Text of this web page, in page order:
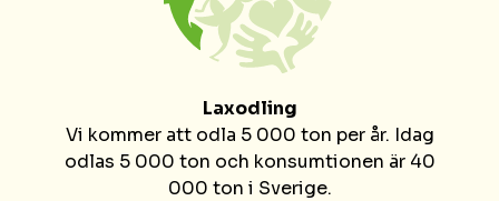
Laxodling
Vi kommer att odla 5 000 ton per år. Idag
odlas 5 000 ton och konsumtionen är 40
000 ton i Sverige.